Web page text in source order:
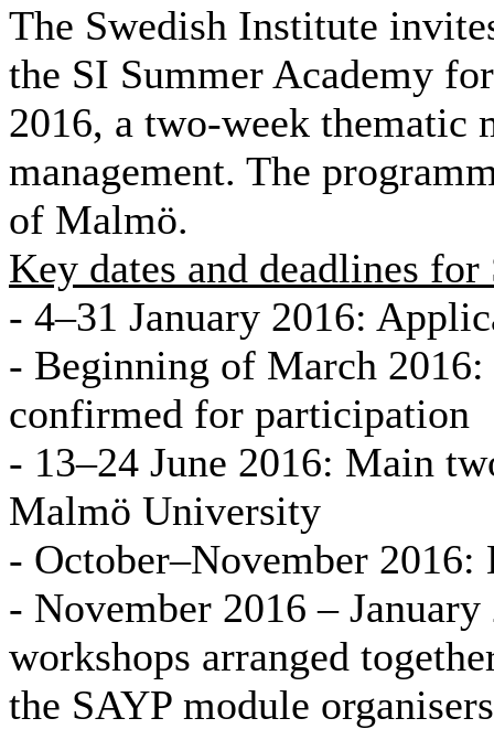
The Swedish Institute
the SI Summer Academy
2016, a two-week thematic
management. The
of Malmö.
Key dates and deadlines
- 4–31 January 2016:
- Beginning of March 2016:
confirmed for participation
- 13–24 June 2016: Main
Malmö University
- October–November 2016:
- November 2016 –
workshops arranged
the SAYP module organisers